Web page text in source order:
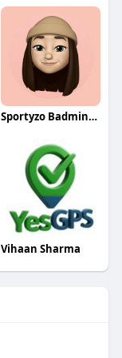
Sportyzo Badminton Academy
Vihaan Sharma